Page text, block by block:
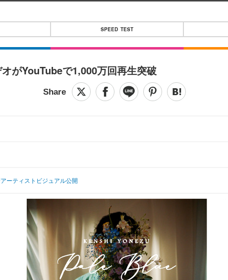
SPEED TEST
がYouTubeで1,000万回再生突破
ーティストビジュアル公開